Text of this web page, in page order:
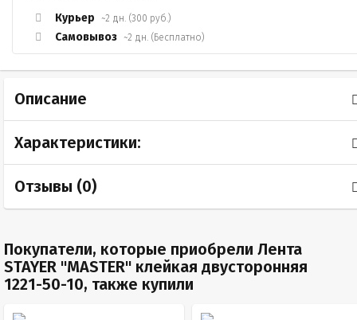
Курьер ~2 дн. (300 руб.)
Самовывоз ~2 дн. (Бесплатно)
Описание
Характеристики:
Отзывы (0)
Покупатели, которые приобрели Лента
STAYER "MASTER" клейкая двусторонняя
1221-50-10, также купили